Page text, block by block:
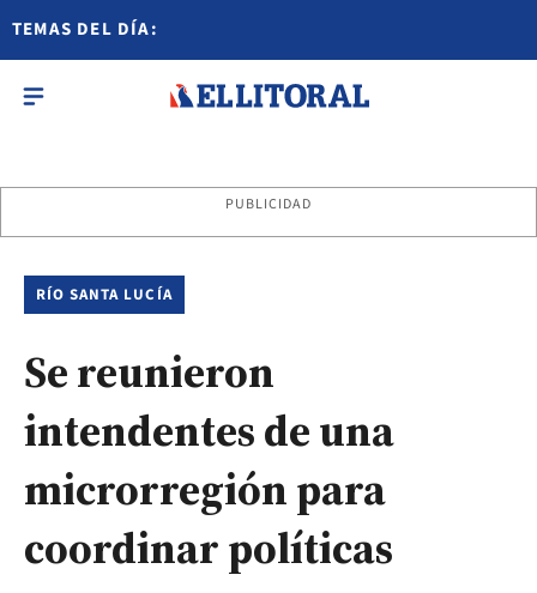
TEMAS DEL DÍA:
PUBLICIDAD
RÍO SANTA LUCÍA
Se reunieron
intendentes de una
microrregión para
coordinar políticas